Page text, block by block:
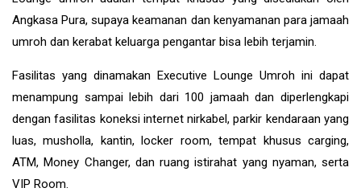
Angkasa Pura, supaya keamanan dan kenyamanan para jamaah
umroh dan kerabat keluarga pengantar bisa lebih terjamin.
Fasilitas yang dinamakan Executive Lounge Umroh ini dapat
menampung sampai lebih dari 100 jamaah dan diperlengkapi
dengan fasilitas koneksi internet nirkabel, parkir kendaraan yang
luas, musholla, kantin, locker room, tempat khusus carging,
ATM, Money Changer, dan ruang istirahat yang nyaman, serta
VIP Room.